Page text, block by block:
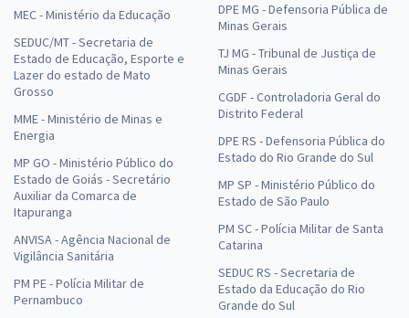
MEC - Ministério da Educação
SEDUC/MT - Secretaria de
Estado de Educação, Esporte e
Lazer do estado de Mato
Grosso
MME - Ministério de Minas e
Energia
MP GO - Ministério Público do
Estado de Goiás - Secretário
Auxiliar da Comarca de
Itapuranga
ANVISA - Agência Nacional de
Vigilância Sanitária
PM PE - Polícia Militar de
Pernambuco
DPE MG - Defensoria Pública de
Minas Gerais
TJ MG - Tribunal de Justiça de
Minas Gerais
CGDF - Controladoria Geral do
Distrito Federal
DPE RS - Defensoria Pública do
Estado do Rio Grande do Sul
MP SP - Ministério Público do
Estado de São Paulo
PM SC - Polícia Militar de Santa
Catarina
SEDUC RS - Secretaria de
Estado da Educação do Rio
Grande do Sul